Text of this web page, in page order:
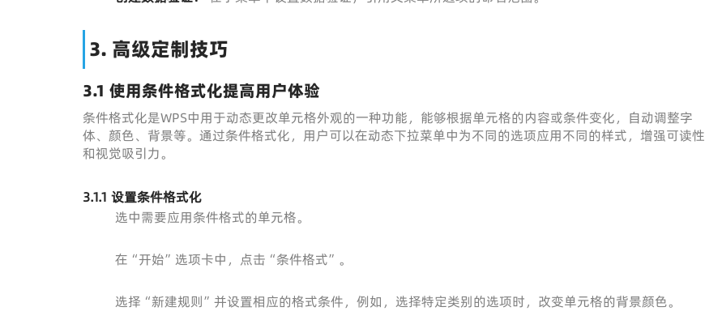
3. 高级定制技巧
3.1 使用条件格式化提高用户体验
条件格式化是WPS中用于动态更改单元格外观的一种功能，能够根据单元格的内容或条件变化，自动调整字
体、颜色、背景等。通过条件格式化，用户可以在动态下拉菜单中为不同的选项应用不同的样式，增强可读性
和视觉吸引力。
3.1.1 设置条件格式化
选中需要应用条件格式的单元格。
在“开始”选项卡中，点击“条件格式”。
选择“新建规则”并设置相应的格式条件，例如，选择特定类别的选项时，改变单元格的背景颜色。